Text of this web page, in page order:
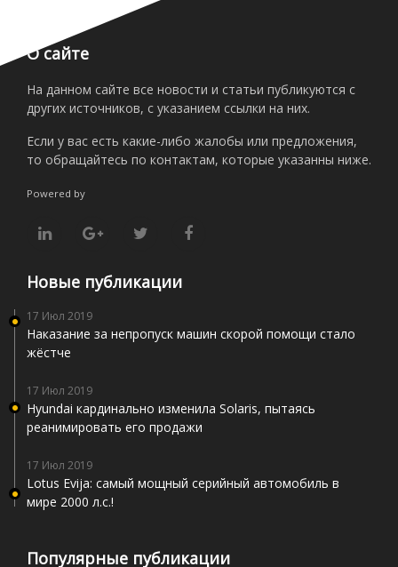
О сайте
На данном сайте все новости и статьи публикуются с
других источников, с указанием ссылки на них.
Если у вас есть какие-либо жалобы или предложения,
то обращайтесь по контактам, которые указанны ниже.
Powered by
Новые публикации
17 Июл 2019
Наказание за непропуск машин скорой помощи стало
жёстче
17 Июл 2019
Hyundai кардинально изменила Solaris, пытаясь
реанимировать его продажи
17 Июл 2019
Lotus Evija: самый мощный серийный автомобиль в
мире 2000 л.с.!
Популярные публикации